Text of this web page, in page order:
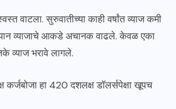
वाटला. सुरुवातीच्या काही वर्षांत व्याज कमी
व्याजाचे आकडे अचानक वाढले. केवळ एका
व्याज भरावे लागले.
कर्जबोजा हा 420 दशलक्ष डॉलर्सपेक्षा खूपच